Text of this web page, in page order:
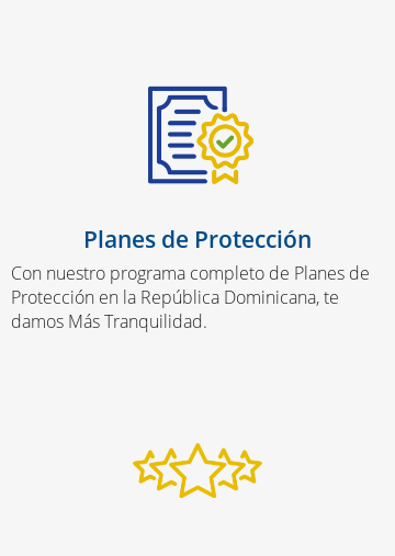
Planes de Protección
Con nuestro programa completo de Planes de
Protección en la República Dominicana, te
damos Más Tranquilidad.